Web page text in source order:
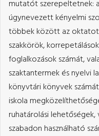
mutatót szerepeltetnek:
úgynevezett kényelmi
többek között az
szakkörök,
foglalkozások számát,
szaktantermek és nyelvi
könyvtári könyvek
iskola
ruhatárolási
szabadon használható